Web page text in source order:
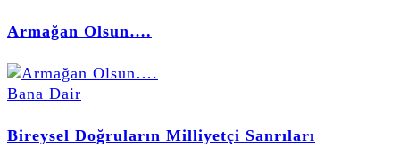
Armağan Olsun….
Bana Dair
Bireysel Doğruların Milliyetçi Sanrıları